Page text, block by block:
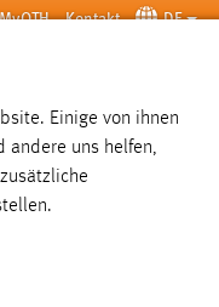
MyOTH Kontakt DE
SUCHE
Einige von ihnen
andere uns helfen,